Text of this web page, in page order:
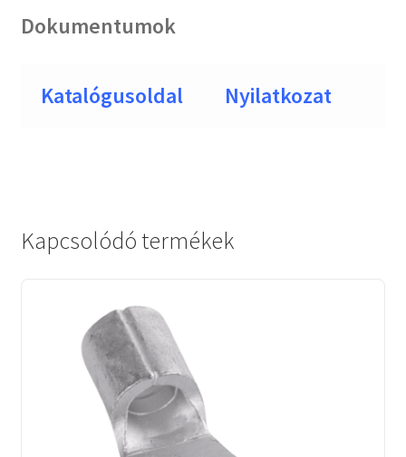
Dokumentumok
Katalógusoldal Nyilatkozat
Kapcsolódó termékek